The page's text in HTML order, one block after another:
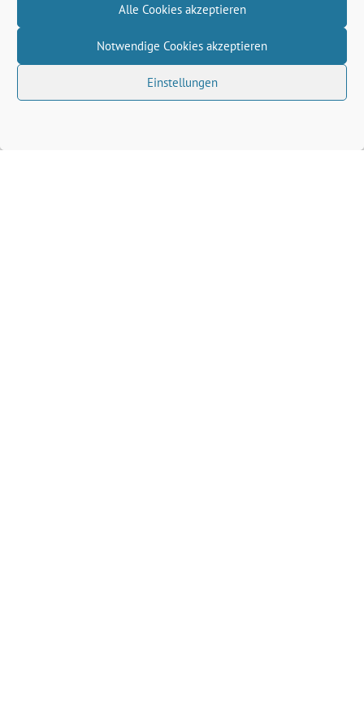
Alle Cookies akzeptieren
Notwendige Cookies akzeptieren
Einstellungen